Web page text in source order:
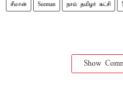
சீமான் Seeman நாம் தமிழர் கட்சி
Show